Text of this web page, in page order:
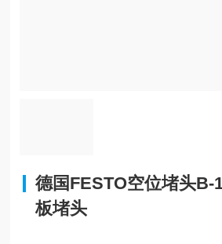
德国FESTO空位堵头B-
板堵头